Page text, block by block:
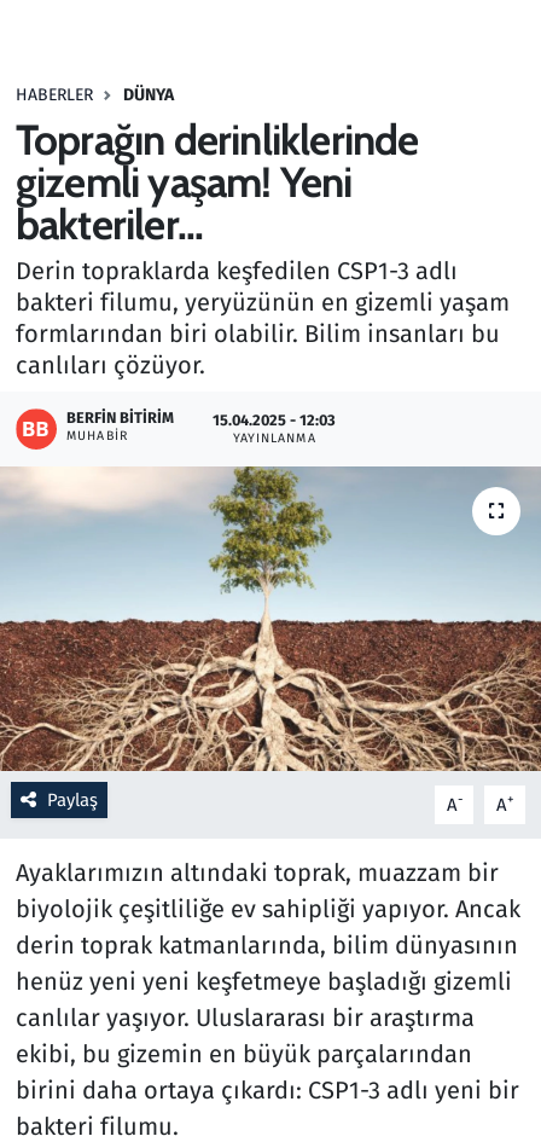
HABERLER DÜNYA
Toprağın derinliklerinde
gizemli yaşam! Yeni
bakteriler...
Derin topraklarda keşfedilen CSP1-3 adlı
bakteri filumu, yeryüzünün en gizemli yaşam
formlarından biri olabilir. Bilim insanları bu
canlıları çözüyor.
BERFIN BITIRIM
MUHABIR
15.04.2025 - 12:03
YAYINLANMA
Paylaş A- A+
Ayaklarımızın altındaki toprak, muazzam bir
biyolojik çeşitliliğe ev sahipliği yapıyor. Ancak
derin toprak katmanlarında, bilim dünyasının
henüz yeni yeni keşfetmeye başladığı gizemli
canlılar yaşıyor. Uluslararası bir araştırma
ekibi, bu gizemin en büyük parçalarından
birini daha ortaya çıkardı: CSP1-3 adlı yeni bir
bakteri filumu.
Haber
Kültür Sanat
Kurumsal Haberler
Lezzet Durağı
Memur ve Kamu
Otomobil
Oyun
Rüya Tabirleri
Sağlık
Savunma Sanayi
Spor
Teknoloji ve Bilim
Televizyon